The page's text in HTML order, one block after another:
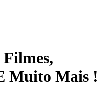
Muito Mais !